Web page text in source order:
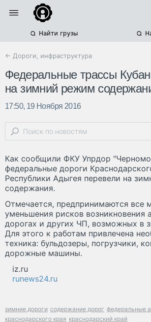
Найти грузы
← Дороги, инфраструктура
Федеральные трассы
на зимний режим
17:50, 19 Ноября 2016
Как сообщили ФКУ Упрдор
федеральные дороги
Республики Адыгея перевели на
содержания.
Отмечается, предпринимаются все
уменьшения рисков возникновения
дорогах и других ЧП, возможных в
Для этого к работам привлечена
техника: бульдозеры, погрузчики,
дорожные машины.
iz.ru
runews24.ru
зимние дороги содержание дорог федеральные
краснодарского края краснодарский край